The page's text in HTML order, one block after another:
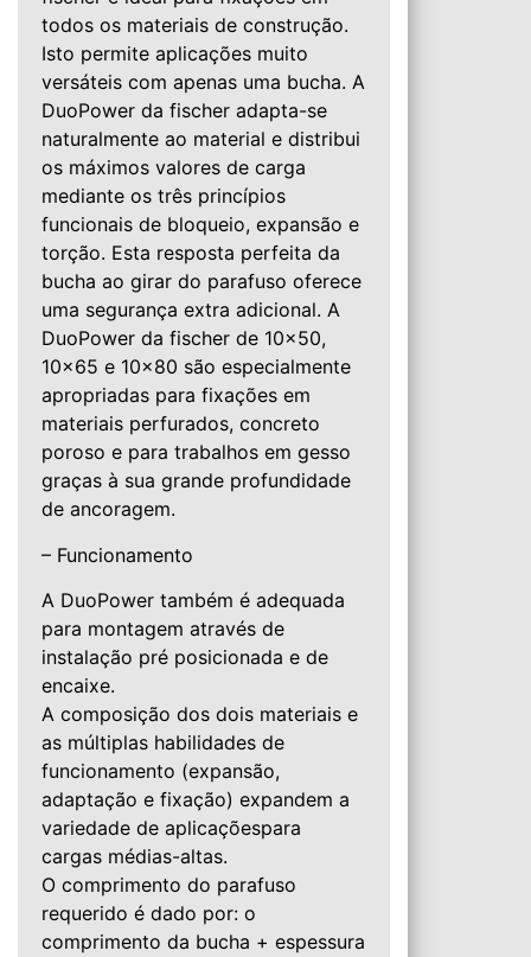
todos os materiais de construção.
Isto permite aplicações muito
versáteis com apenas uma bucha. A
DuoPower da fischer adapta-se
naturalmente ao material e distribui
os máximos valores de carga
mediante os três princípios
funcionais de bloqueio, expansão e
torção. Esta resposta perfeita da
bucha ao girar do parafuso oferece
uma segurança extra adicional. A
DuoPower da fischer de 10×50,
10×65 e 10×80 são especialmente
apropriadas para fixações em
materiais perfurados, concreto
poroso e para trabalhos em gesso
graças à sua grande profundidade
de ancoragem.
– Funcionamento
A DuoPower também é adequada
para montagem através de
instalação pré posicionada e de
encaixe.
A composição dos dois materiais e
as múltiplas habilidades de
funcionamento (expansão,
adaptação e fixação) expandem a
variedade de aplicaçõespara
cargas médias-altas.
O comprimento do parafuso
requerido é dado por: o
comprimento da bucha + espessura